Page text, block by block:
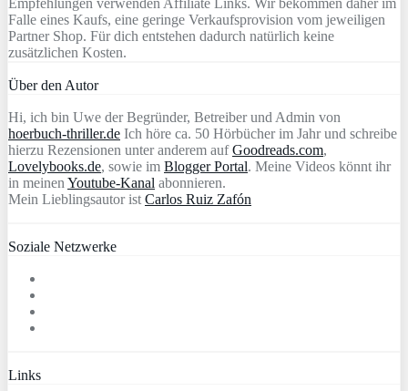
Falle eines Kaufs, eine geringe Verkaufsprovision vom jeweiligen
Partner Shop. Für dich entstehen dadurch natürlich keine
zusätzlichen Kosten.
Über den Autor
Hi, ich bin Uwe der Begründer, Betreiber und Admin von
hoerbuch-thriller.de Ich höre ca. 50 Hörbücher im Jahr und schreibe
hierzu Rezensionen unter anderem aufGoodreads.com,
Lovelybooks.de, sowie im Blogger Portal. Meine Videos könnt ihr
in meinen Youtube-Kanal abonnieren.
Mein Lieblingsautor ist Carlos Ruiz Zafón
Soziale Netzwerke
Links